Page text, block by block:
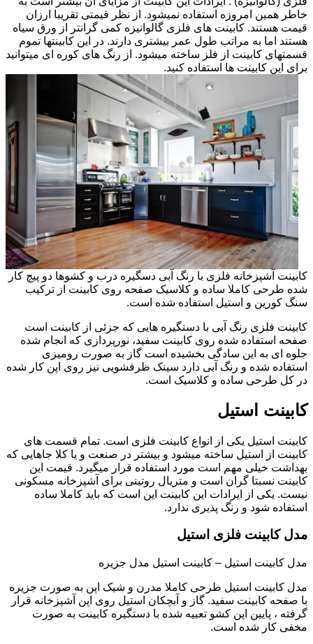
خاطر همین امروزه استفاده نمیشود. از نظر قیمتی تقریبا ارزان
قیمت هستند. کابینت های فلزی گالوانیزه کمی گرانتر از ورق سیاه
هستند اما به مراتب طول عمر بیشتری دارند. در این کابینتها تموم
قسمتهای کابینت از فلز ساخته میشود. از رنگ های کوره ای میتوانید
برای این کابینت ها استفاده کنید.
کابینت آشپزخانه فلزی با رنگ آبی دسگیره درب و کشوها دو پیچ کار
شده طرحی کاملا ساده و کلاسیک صفحه روی کابینت از ترکیب
سنگ کورین و استیل استفاده شده است.
کابینت فلزی رنگ آبی با دستگیره هایی که جزئی از کابینت است
صفحه استفاده شده روی کابینت سفید، نورپردازی که انجام شده
جلوه ای به این سادگی بخشیده است گاز به صورت رومیزی
استفاده شده و رنگ آبی دارد سینک ظرفشویی نیز روی اپن کار شده
در کل طرحی ساده و کلاسیک است.
کابینت استیل
کابینت استیل یکی از انواع کابینت فلزی است. تمام قسمت های
کابینت از استیل ساخته میشود و بیشتر در صنعت و یا کلا جاهایی که
بهداشت خیلی مهم است مورد استفاده قرار میگیرد. قیمت این
کابینت نسبتا گران است و متریال روتینی برای آشپزخانه مسکونی
نیست. یکی از ایرادات این کابینت این است که باید کاملا ساده
استفاده شود و رنگ پذیری ندارد.
مدل کابینت فلزی استیل
مدل کابینت استیل – کابینت استیل مدل جزیره
مدل کابینت استیل طرحی کاملا مدرن و شیک اپن به صورت جزیره
با صفحه کابینت سفید. گاز و آبچکان استیل روی اپن آشپزخانه قرار
گرفته ، پایین اپن کشو تعبیه شده با دستگیره کابینت به صورت
مخفی کار شده است.